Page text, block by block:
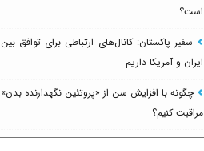
است؟
سفیر پاکستان: کانال‌های ارتباطی برای توافق بین
ایران و آمریکا داریم
چگونه با افزایش سن از «پروتئین نگهدارنده بدن»
مراقبت کنیم؟